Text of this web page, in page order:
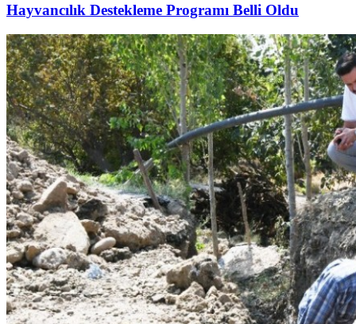
Hayvancılık Destekleme Programı Belli Oldu